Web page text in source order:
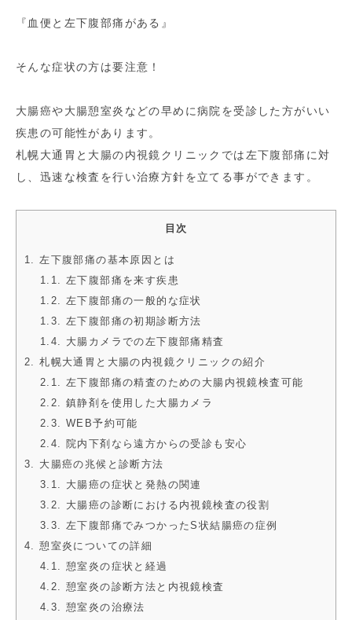
『血便と左下腹部痛がある』
そんな症状の方は要注意！
大腸癌や大腸憩室炎などの早めに病院を受診した方がいい
疾患の可能性があります。
札幌大通胃と大腸の内視鏡クリニックでは左下腹部痛に対
し、迅速な検査を行い治療方針を立てる事ができます。
目次
1. 左下腹部痛の基本原因とは
1.1. 左下腹部痛を来す疾患
1.2. 左下腹部痛の一般的な症状
1.3. 左下腹部痛の初期診断方法
1.4. 大腸カメラでの左下腹部痛精査
2. 札幌大通胃と大腸の内視鏡クリニックの紹介
2.1. 左下腹部痛の精査のための大腸内視鏡検査可能
2.2. 鎮静剤を使用した大腸カメラ
2.3. WEB予約可能
2.4. 院内下剤なら遠方からの受診も安心
3. 大腸癌の兆候と診断方法
3.1. 大腸癌の症状と発熱の関連
3.2. 大腸癌の診断における内視鏡検査の役割
3.3. 左下腹部痛でみつかったS状結腸癌の症例
4. 憩室炎についての詳細
4.1. 憩室炎の症状と経過
4.2. 憩室炎の診断方法と内視鏡検査
4.3. 憩室炎の治療法